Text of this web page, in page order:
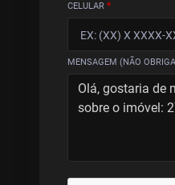
CELULAR *
MENSAGEM (NÃO